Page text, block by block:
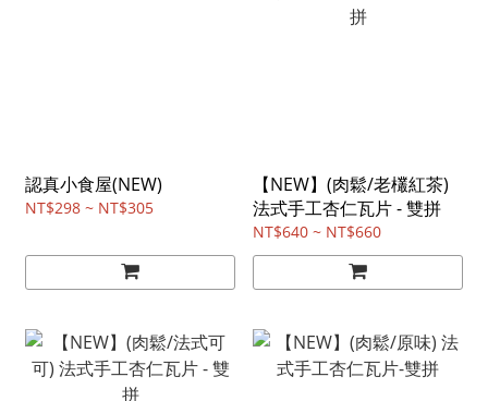
認真小食屋(NEW)
NT$298 ~ NT$305
【NEW】(肉鬆/老欉紅茶)
法式手工杏仁瓦片 - 雙拼
NT$640 ~ NT$660